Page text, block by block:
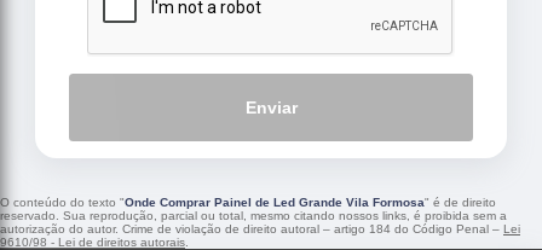
Enviar
O conteúdo do texto "Onde Comprar Painel de Led Grande Vila Formosa" é de direito
reservado. Sua reprodução, parcial ou total, mesmo citando nossos links, é proibida sem a
autorização do autor. Crime de violação de direito autoral – artigo 184 do Código Penal – Lei
9610/98 - Lei de direitos autorais